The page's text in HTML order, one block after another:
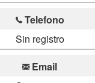
Telefono
Sin registro
Email